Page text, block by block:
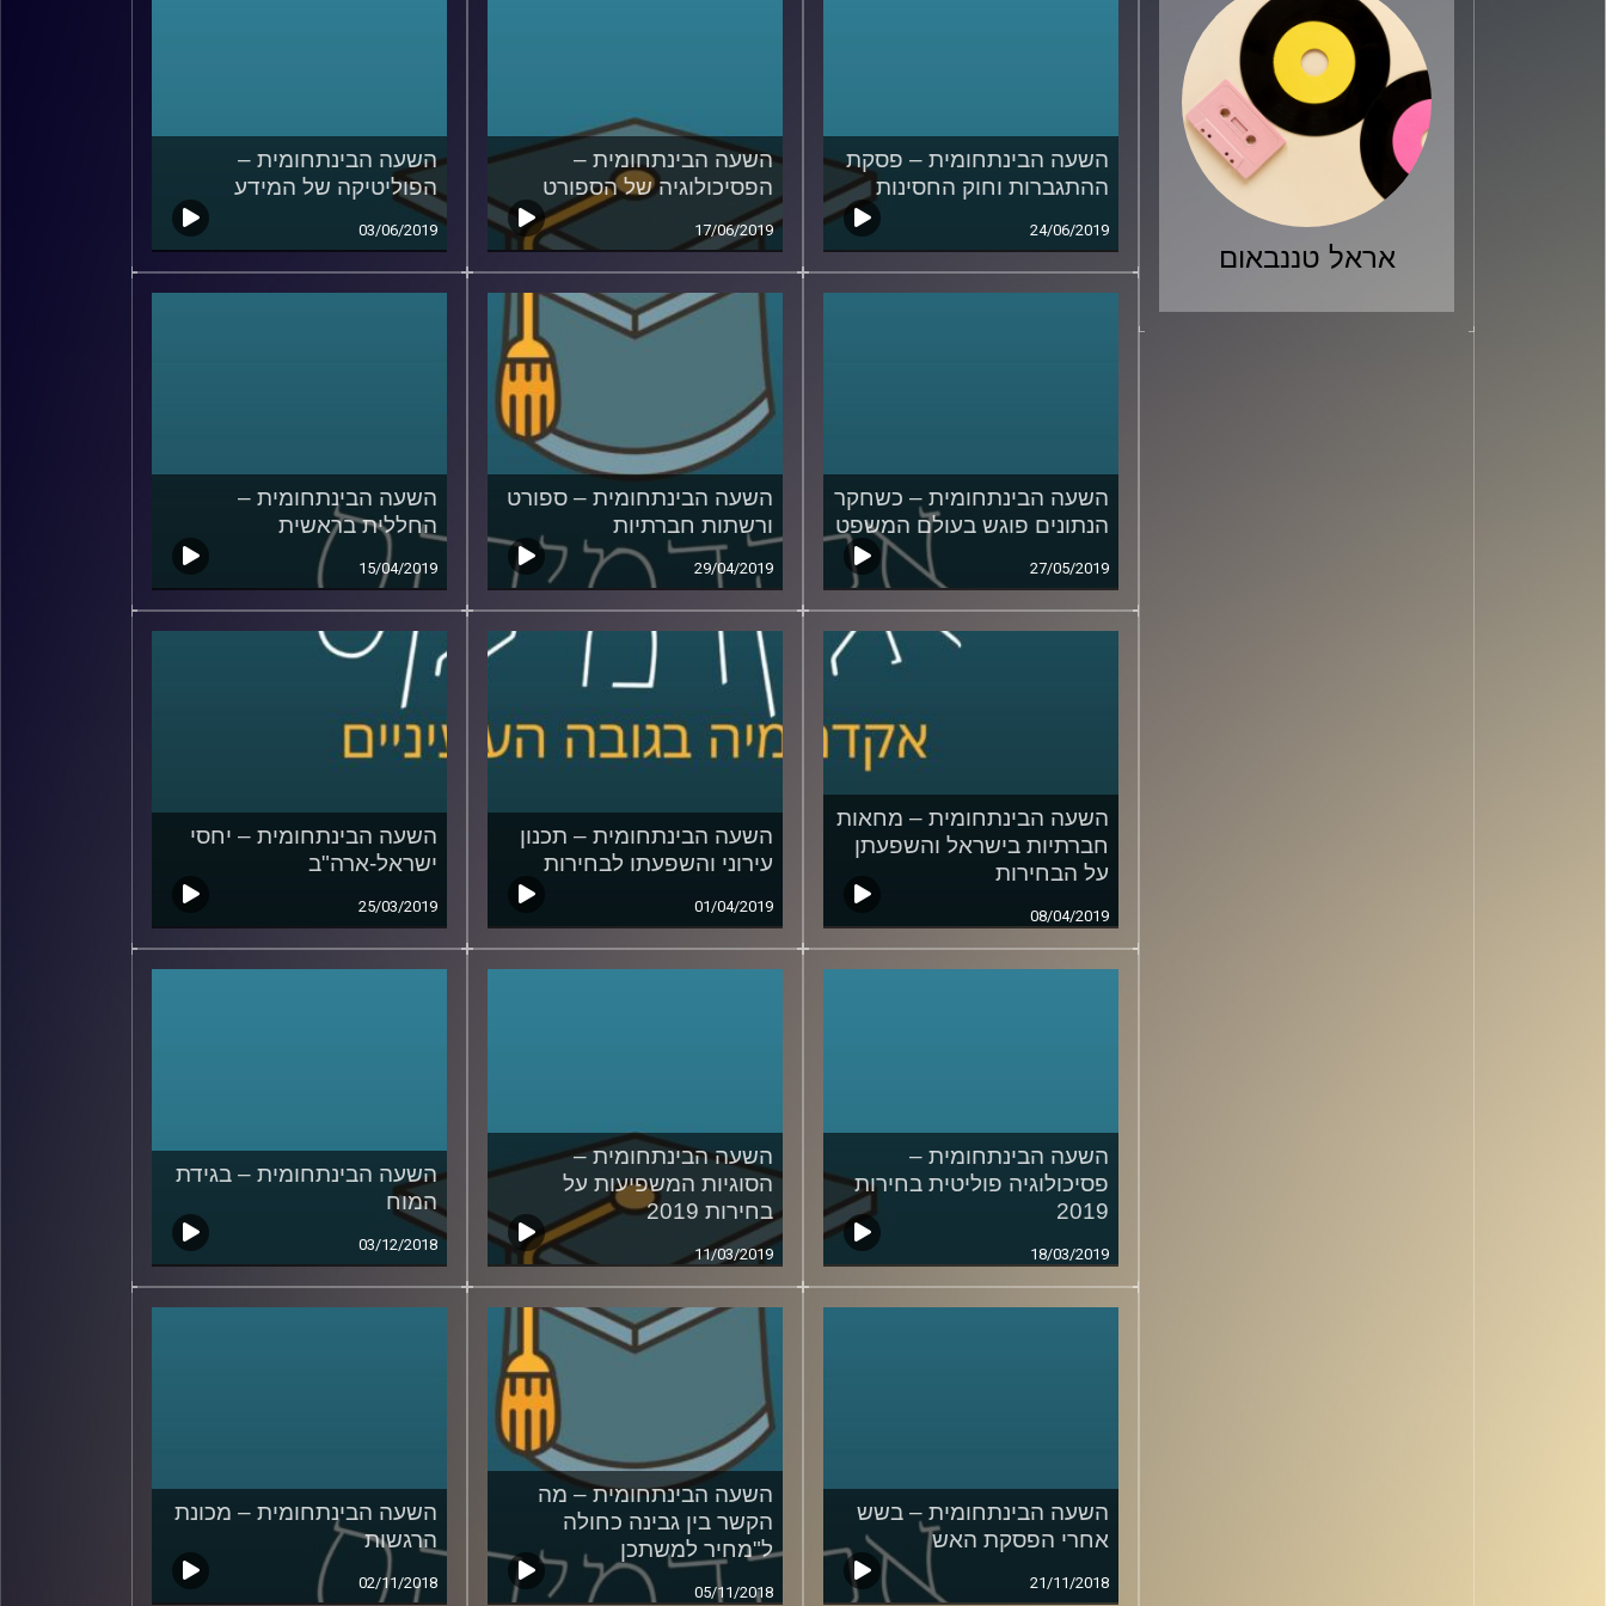
אראל טננבאום
השעה הבינתחומית – פסקת
ההתגברות וחוק החסינות
24/06/2019
השעה הבינתחומית –
הפסיכולוגיה של הספורט
17/06/2019
השעה הבינתחומית –
הפוליטיקה של המידע
03/06/2019
השעה הבינתחומית – כשחקר
הנתונים פוגש בעולם המשפט
27/05/2019
השעה הבינתחומית – ספורט
ורשתות חברתיות
29/04/2019
השעה הבינתחומית –
החללית בראשית
15/04/2019
השעה הבינתחומית – מחאות
חברתיות בישראל והשפעתן
על הבחירות
08/04/2019
השעה הבינתחומית – תכנון
עירוני והשפעתו לבחירות
01/04/2019
השעה הבינתחומית – יחסי
ישראל-ארה"ב
25/03/2019
השעה הבינתחומית –
פסיכולוגיה פוליטית בחירות
2019
18/03/2019
השעה הבינתחומית –
הסוגיות המשפיעות על
בחירות 2019
11/03/2019
השעה הבינתחומית – בגידת
המוח
03/12/2018
השעה הבינתחומית – בשש
אחרי הפסקת האש
21/11/2018
השעה הבינתחומית – מה
הקשר בין גבינה כחולה
ל"מחיר למשתכן
05/11/2018
השעה הבינתחומית – מכונת
הרגשות
02/11/2018